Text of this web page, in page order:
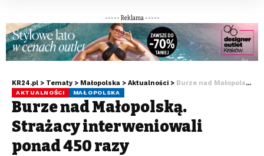
----- Reklama -----
KR24.pl > Tematy > Małopolska > Aktualności > Burze nad Małopolską. Strażacy interweniowali ponad 450 razy
AKTUALNOŚCI MAŁOPOLSKA
Burze nad Małopolską.
Strażacy interweniowali
ponad 450 razy